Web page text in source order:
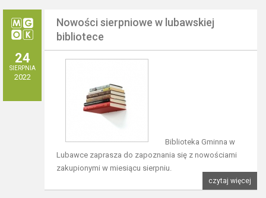
24
SIERPNIA
2022
Nowości sierpniowe w lubawskiej
bibliotece
Biblioteka Gminna w
Lubawce zaprasza do zapoznania się z nowościami
zakupionymi w miesiącu sierpniu.
czytaj więcej